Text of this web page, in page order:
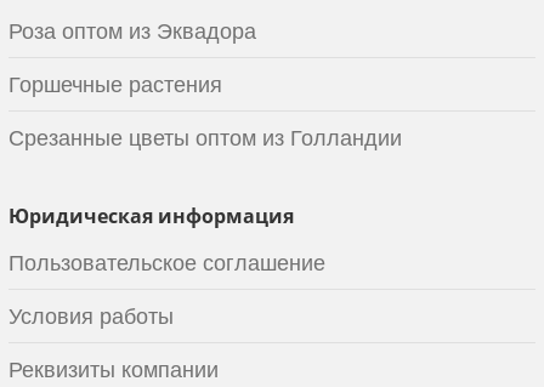
Роза оптом из Эквадора
Горшечные растения
Срезанные цветы оптом из Голландии
Юридическая информация
Пользовательское соглашение
Условия работы
Реквизиты компании